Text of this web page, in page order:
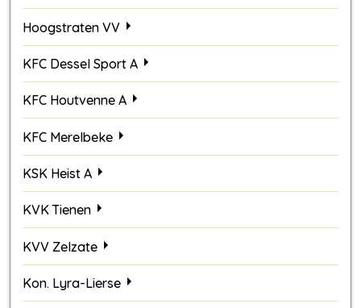
Hoogstraten VV
KFC Dessel Sport A
KFC Houtvenne A
KFC Merelbeke
KSK Heist A
KVK Tienen
KVV Zelzate
Kon. Lyra-Lierse